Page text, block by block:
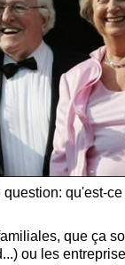
qu'est-
que ça
ou les